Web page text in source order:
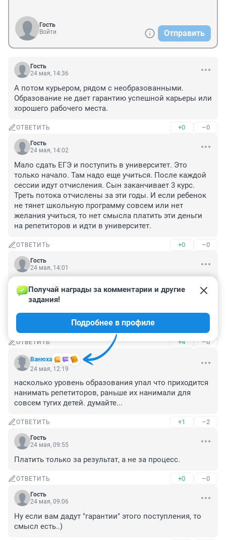
Гость
Войти
Отправить
Гость
24 мая, 14:36
А потом курьером, рядом с необразованными.
Образование не дает гарантию успешной карьеры или
хорошего рабочего места.
ОТВЕТИТЬ +0 –0
Гость
24 мая, 14:02
Мало сдать ЕГЭ и поступить в университет. Это
только начало. Там надо еще учиться. После каждой
сессии идут отчисления. Сын заканчивает 3 курс.
Треть потока отчислены за эти годы. И если ребенок
не тянет школьную программу совсем или нет
желания учиться, то нет смысла платить эти деньги
на репетиторов и идти в университет.
ОТВЕТИТЬ +0 –0
Гость
24 мая, 14:01
отговорки, что, мол, без репетиторов не сдать ничего.
Забивать на учёбу надо меньше и ученикам, и их
родителям, тогда и никаких бешеных денег не надо
будет тратить на доп. занятия.
ОТВЕТИТЬ +4 –0
Вaнюха
Получай награды за комментарии и другие
задания!
Подробнее в профиле
24 мая, 12:19
насколько уровень образования упал что приходится
нанимать репетиторов, раньше их нанимали для
совсем тугих детей. думайте...
ОТВЕТИТЬ +1 –2
Гость
24 мая, 09:55
Платить только за результат, а не за процесс.
ОТВЕТИТЬ +0 –0
Гость
24 мая, 09:06
Ну если вам дадут "гарантии" этого поступления, то
смысл есть..)